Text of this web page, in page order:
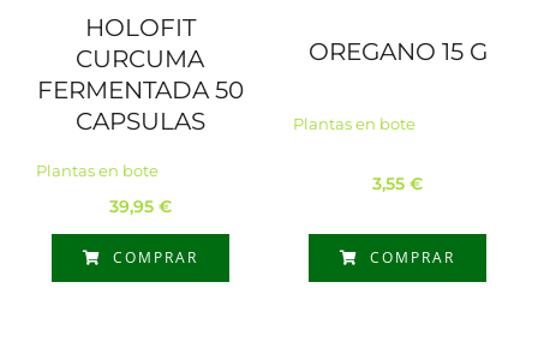
HOLOFIT
CURCUMA
FERMENTADA 50
CAPSULAS
Plantas en bote
39,95 €
COMPRAR
OREGANO 15 G
Plantas en bote
3,55 €
COMPRAR